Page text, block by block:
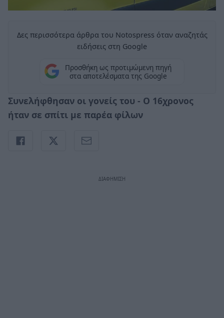
Δες περισσότερα άρθρα του Notospress όταν αναζητάς
ειδήσεις στη Google
Προσθήκη ως προτιμώμενη πηγή
στα αποτελέσματα της Google
Συνελήφθησαν οι γονείς του - O 16χρονος
ήταν σε σπίτι με παρέα φίλων